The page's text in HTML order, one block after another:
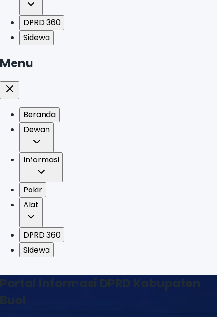
DPRD 360
Sidewa
Menu
Beranda
Dewan
Informasi
Pokir
Alat
DPRD 360
Sidewa
Portal Informasi DPRD Kabupaten
Buol